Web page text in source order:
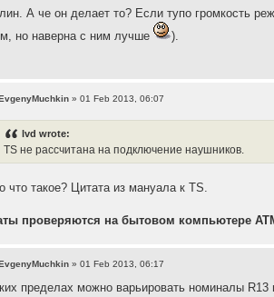
А че он делает то? Если тупо громкость
но наверна с ним лучше
).
» 01 Feb 2013, 06:07
lvd wrote:
TS не рассчитана на подключение наушников.
что такое? Цитата из мануала к TS.
проверяются на бытовом компьютере
» 01 Feb 2013, 06:17
пределах можно варьировать номиналы R13